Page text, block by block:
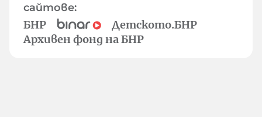
сайтове:
БНР
Детското.БНР
Архивен фонд на БНР